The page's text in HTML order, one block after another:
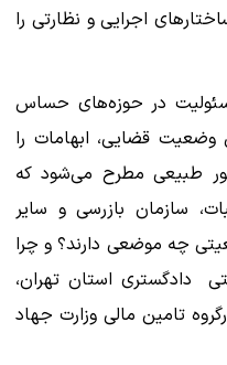
اجرایی و نظارتی را
در حوزه‌های حساس
قضایی، ابهامات را
طبیعی مطرح می‌شود که
سازمان بازرسی و سایر
چه موضعی دارند؟ و چرا
دادگستری استان تهران،
تامین مالی وزارت جهاد